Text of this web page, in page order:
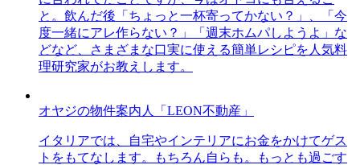
と。飲んだ後「ちょっと一杯寄ってかない？」、「今
度一緒にアレ作らない？」「週末ホムパしようよ」な
どなど、さまざまな口実に使える簡単レシピを人気料
理研究家がお教えします。
オヤジの物件案内人「LEON不動産」
イタリアでは、自宅やインテリアにお金をかけてゲス
トをもてなします。もちろん自らも。もっとも過ごす